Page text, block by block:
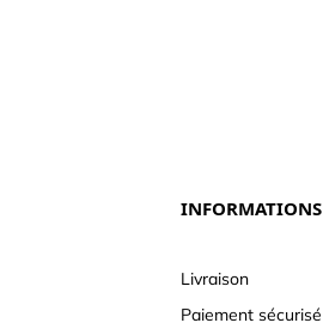
INFORMATIONS
Livraison
Paiement sécurisé